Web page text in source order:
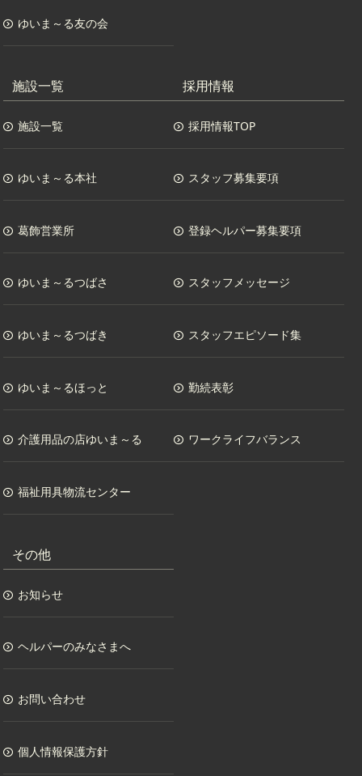
ゆいま～る友の会
施設一覧
施設一覧
ゆいま～る本社
葛飾営業所
ゆいま～るつばさ
ゆいま～るつばき
ゆいま～るほっと
介護用品の店ゆいま～る
福祉用具物流センター
採用情報
採用情報TOP
スタッフ募集要項
登録ヘルパー募集要項
スタッフメッセージ
スタッフエピソード集
勤続表彰
ワークライフバランス
その他
お知らせ
ヘルパーのみなさまへ
お問い合わせ
個人情報保護方針